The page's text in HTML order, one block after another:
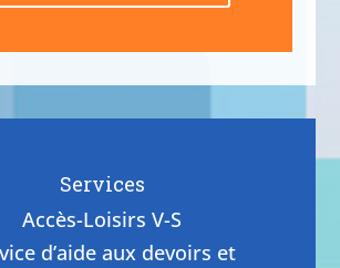
Services
Accès-Loisirs V-S
d’aide aux devoirs et